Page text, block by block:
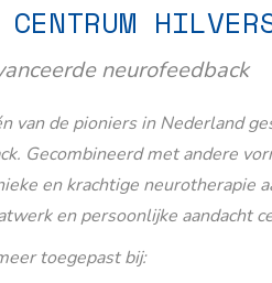
neurofeedback
van de pioniers in Nederland
Gecombineerd met andere
en krachtige neurotherapie
en persoonlijke aandacht
toegepast bij: